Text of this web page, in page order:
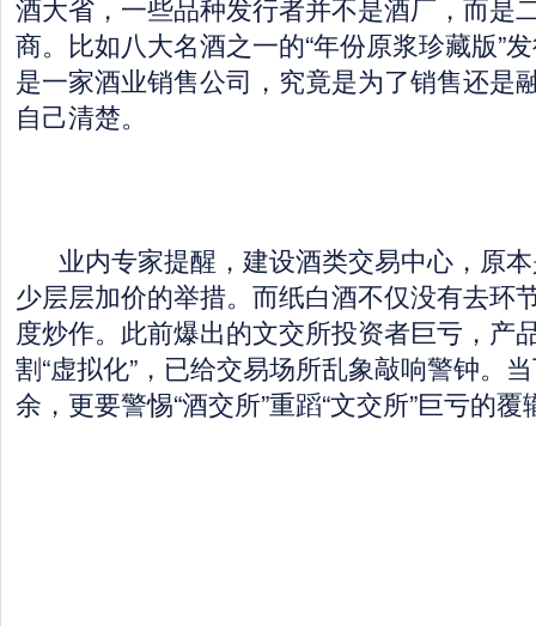
酒大省，一些品种发行者并不是酒厂，而是
商。比如八大名酒之一的“年份原浆珍藏版”
是一家酒业销售公司，究竟是为了销售还是
自己清楚。
业内专家提醒，建设酒类交易中心，原
少层层加价的举措。而纸白酒不仅没有去环
度炒作。此前爆出的文交所投资者巨亏，产
割“虚拟化”，已给交易场所乱象敲响警钟。
余，更要警惕“酒交所”重蹈“文交所”巨亏的覆